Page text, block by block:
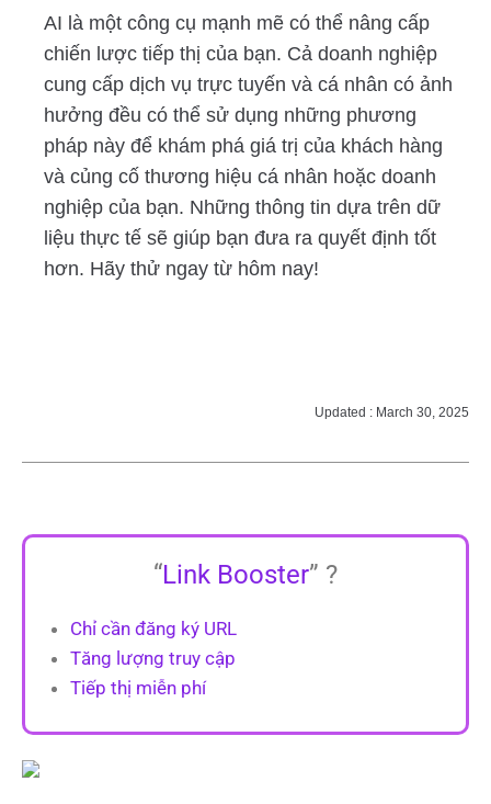
AI là một công cụ mạnh mẽ có thể nâng cấp
chiến lược tiếp thị của bạn. Cả doanh nghiệp
cung cấp dịch vụ trực tuyến và cá nhân có ảnh
hưởng đều có thể sử dụng những phương
pháp này để khám phá giá trị của khách hàng
và củng cố thương hiệu cá nhân hoặc doanh
nghiệp của bạn. Những thông tin dựa trên dữ
liệu thực tế sẽ giúp bạn đưa ra quyết định tốt
hơn. Hãy thử ngay từ hôm nay!
Updated : March 30, 2025
“Link Booster” ?
Chỉ cần đăng ký URL
Tăng lượng truy cập
Tiếp thị miễn phí